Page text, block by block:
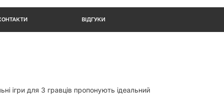
ВІДГУКИ
ігри для 3 гравців пропонують ідеальний